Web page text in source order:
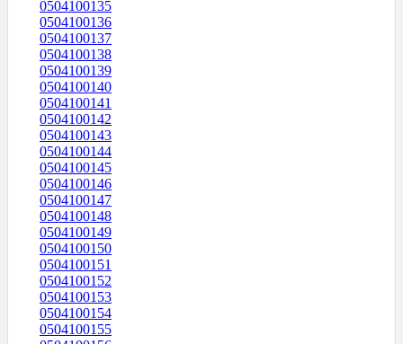
0504100135
0504100136
0504100137
0504100138
0504100139
0504100140
0504100141
0504100142
0504100143
0504100144
0504100145
0504100146
0504100147
0504100148
0504100149
0504100150
0504100151
0504100152
0504100153
0504100154
0504100155